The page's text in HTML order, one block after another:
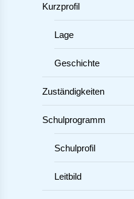
Kurzprofil
Lage
Geschichte
Zuständigkeiten
Schulprogramm
Schulprofil
Leitbild